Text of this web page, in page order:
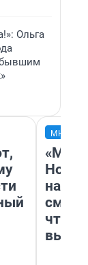
Ольга
бывшим
«Мы